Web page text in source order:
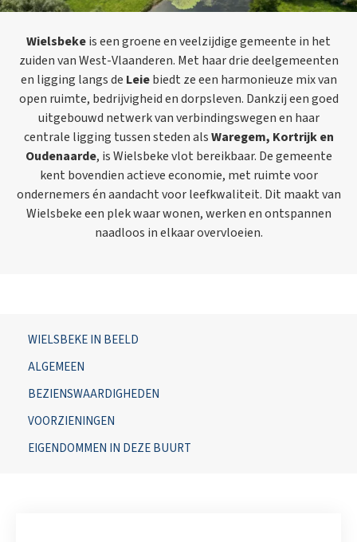
Wielsbekeis een groene en veelzijdige gemeente in het
zuiden van West-Vlaanderen. Met haar drie deelgemeenten
en ligging langs de Leiebiedt ze een harmonieuze mix van
open ruimte, bedrijvigheid en dorpsleven. Dankzij een goed
uitgebouwd netwerk van verbindingswegen en haar
centrale ligging tussen steden alsWaregem, Kortrijk en
Oudenaarde, is Wielsbeke vlot bereikbaar. De gemeente
kent bovendien actieve economie, met ruimte voor
ondernemers én aandacht voor leefkwaliteit. Dit maakt van
Wielsbeke een plek waar wonen, werken en ontspannen
naadloos in elkaar overvloeien.
WIELSBEKE IN BEELD
ALGEMEEN
BEZIENSWAARDIGHEDEN
VOORZIENINGEN
EIGENDOMMEN IN DEZE BUURT